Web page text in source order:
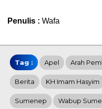
Penulis : Wafa
Tag : Apel Arah
Berita KH Imam Hasyim
Sumenep Wabup